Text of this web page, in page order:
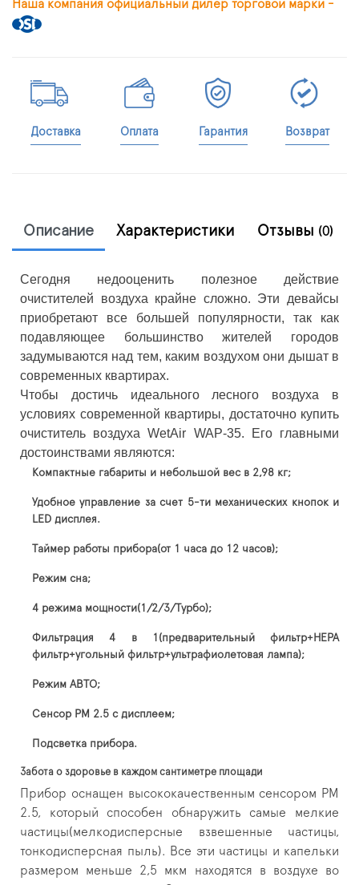
Наша компания официальный дилер торговой марки -
Доставка Оплата Гарантия Возврат
Описание Характеристики Отзывы (0)
Сегодня недооценить полезное действие
очистителей воздуха крайне сложно. Эти девайсы
приобретают все большей популярности, так как
подавляющее большинство жителей городов
задумываются над тем, каким воздухом они дышат в
современных квартирах.
Чтобы достичь идеального лесного воздуха в
условиях современной квартиры, достаточно купить
очиститель воздуха WetAir WAP-35. Его главными
достоинствами являются:
Компактные габариты и небольшой вес в 2,98 кг;
Удобное управление за счет 5-ти механических кнопок и
LED дисплея.
Таймер работы прибора(от 1 часа до 12 часов);
Режим сна;
4 режима мощности(1/2/3/Турбо);
Фильтрация 4 в 1(предварительный фильтр+HEPA
фильтр+угольный фильтр+ультрафиолетовая лампа);
Режим АВТО;
Сенсор PM 2.5 с дисплеем;
Подсветка прибора.
Забота о здоровье в каждом сантиметре площади
Прибор оснащен высококачественным сенсором PM
2.5, который способен обнаружить самые мелкие
частицы(мелкодисперсные взвешенные частицы,
тонкодисперсная пыль). Все эти частицы и капельки
размером меньше 2,5 мкм находятся в воздухе во